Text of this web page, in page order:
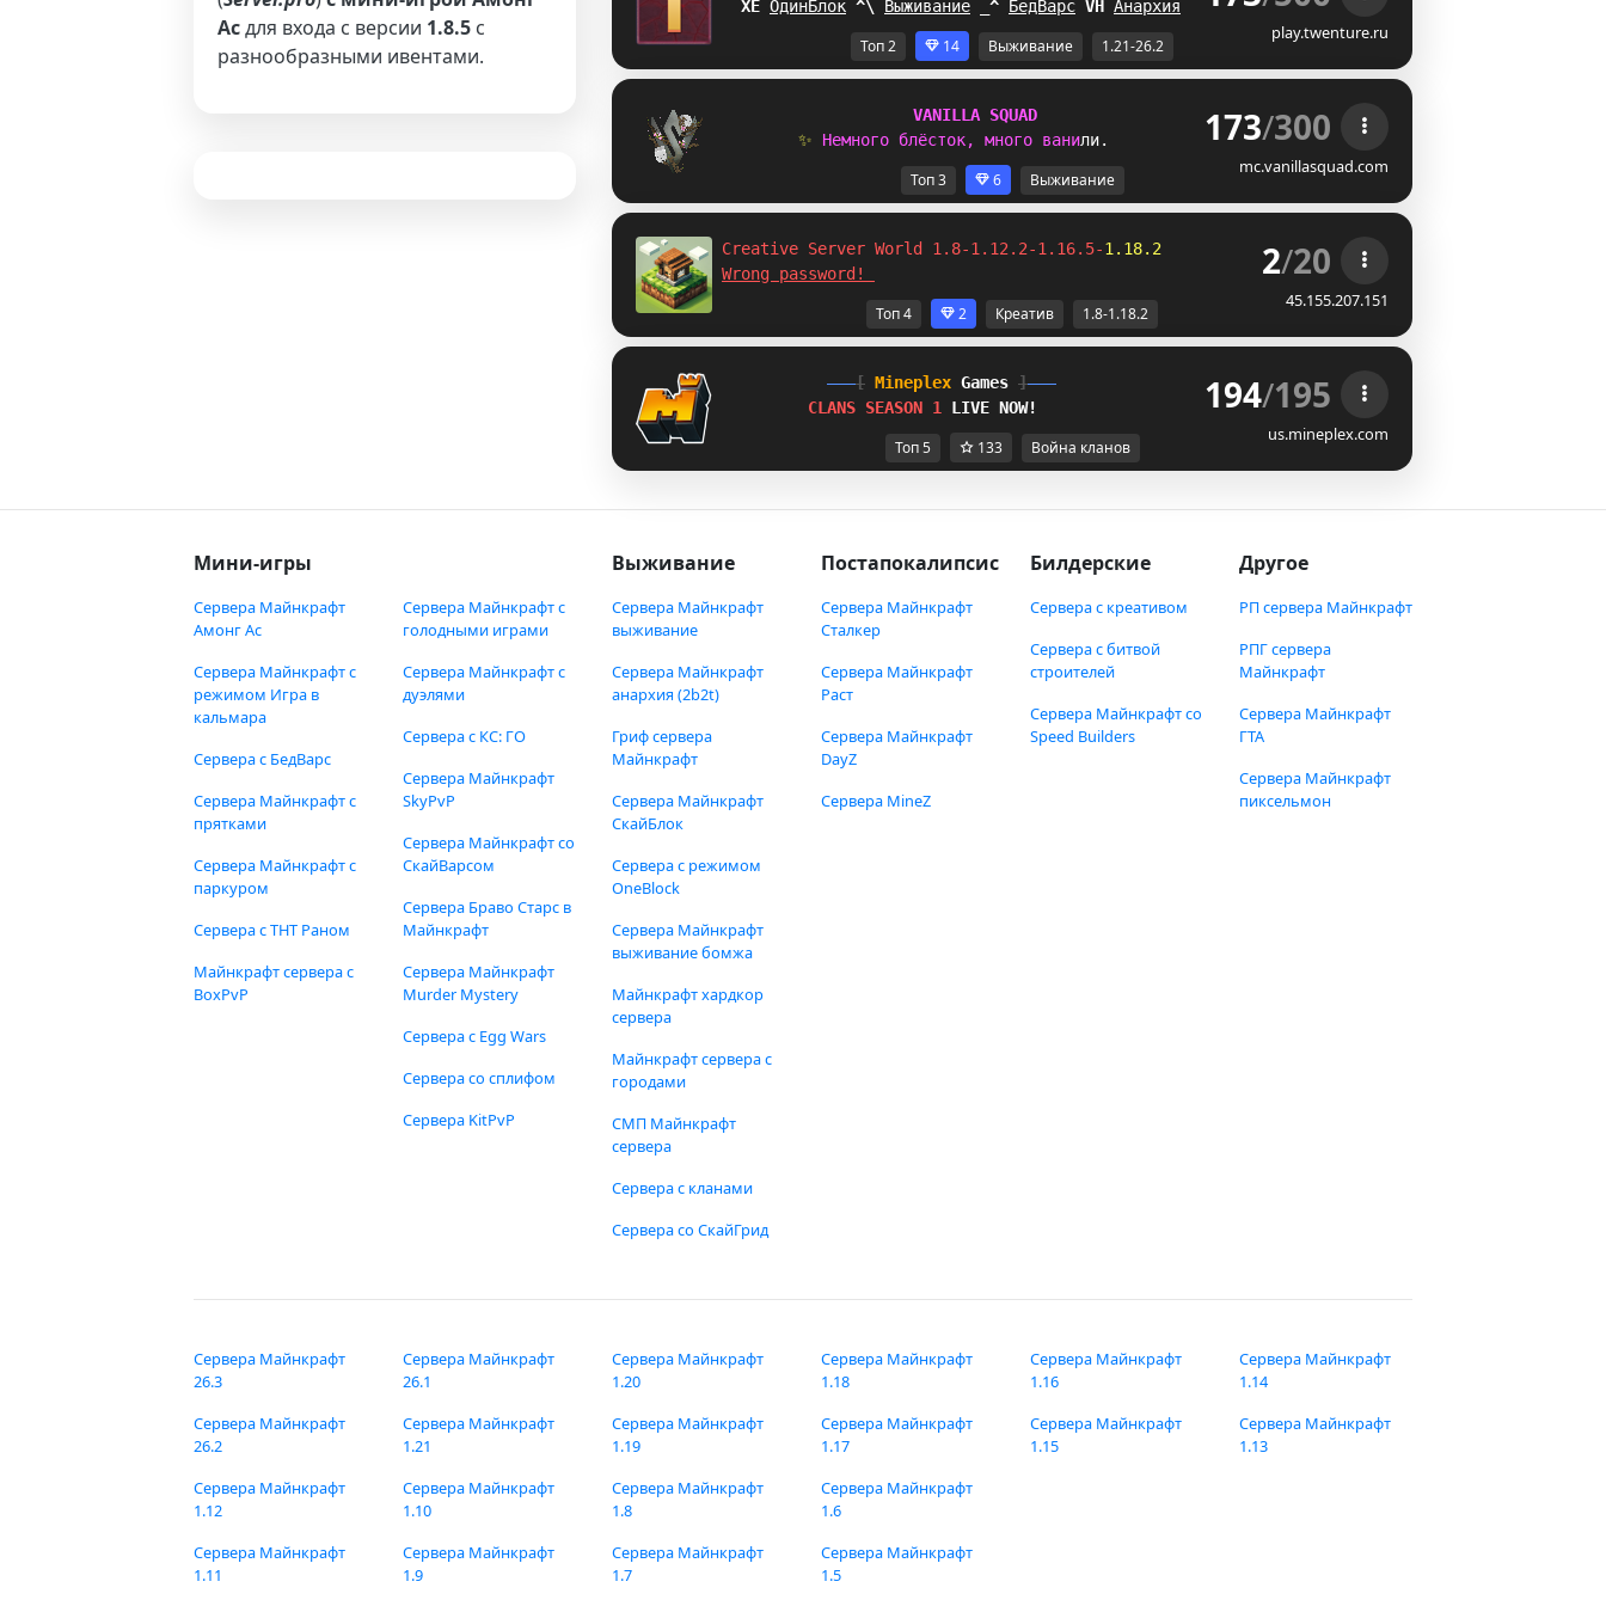
Асдля входа с версии 1.8.5 с
разнообразными ивентами.
K[ ОдинБлок XA Выживание F БедВарс B_ Анархия
play.twenture.ru
Топ 2 14 Выживание 1.21-26.2
VANIL L A SQUAD
✨ Немного блёсток, много ванили. 173/300
mc.vanillasquad.com
Топ 3 6 Выживание
Creative Server World 1.8-1.12.2-1.16.5-1.18.2
Wrong password!
2/20
45.155.207.151
Топ 4 2 Креатив 1.8-1.18.2
[ Mineplex Games ]
CLANS SEASON 1 LIVE NOW! 194/195
us.mineplex.com
Топ 5 133 Война кланов
Мини-игры
Сервера Майнкрафт
Амонг Ас
Сервера Майнкрафт с
режимом Игра в
кальмара
Сервера с БедВарс
Сервера Майнкрафт с
прятками
Сервера Майнкрафт с
паркуром
Сервера с ТНТ Раном
Майнкрафт сервера с
BoxPvP
Сервера Майнкрафт с
голодными играми
Сервера Майнкрафт с
дуэлями
Сервера с КС: ГО
Сервера Майнкрафт
SkyPvP
Сервера Майнкрафт со
СкайВарсом
Сервера Браво Старс в
Майнкрафт
Сервера Майнкрафт
Murder Mystery
Сервера с Egg Wars
Сервера со сплифом
Сервера KitPvP
Выживание
Сервера Майнкрафт
выживание
Сервера Майнкрафт
анархия (2b2t)
Гриф сервера
Майнкрафт
Сервера Майнкрафт
СкайБлок
Сервера с режимом
OneBlock
Сервера Майнкрафт
выживание бомжа
Майнкрафт хардкор
сервера
Майнкрафт сервера с
городами
СМП Майнкрафт
сервера
Сервера с кланами
Сервера со СкайГрид
Постапокалипсис
Сервера Майнкрафт
Сталкер
Сервера Майнкрафт
Раст
Сервера Майнкрафт
DayZ
Сервера MineZ
Билдерские
Сервера с креативом
Сервера с битвой
строителей
Сервера Майнкрафт со
Speed Builders
Другое
РП сервера Майнкрафт
РПГ сервера
Майнкрафт
Сервера Майнкрафт
ГТА
Сервера Майнкрафт
пиксельмон
Сервера Майнкрафт
26.3
Сервера Майнкрафт
26.2
Сервера Майнкрафт
26.1
Сервера Майнкрафт
1.21
Сервера Майнкрафт
1.20
Сервера Майнкрафт
1.19
Сервера Майнкрафт
1.18
Сервера Майнкрафт
1.17
Сервера Майнкрафт
1.16
Сервера Майнкрафт
1.15
Сервера Майнкрафт
1.14
Сервера Майнкрафт
1.13
Сервера Майнкрафт
1.12
Сервера Майнкрафт
1.11
Сервера Майнкрафт
1.10
Сервера Майнкрафт
1.9
Сервера Майнкрафт
1.8
Сервера Майнкрафт
1.7
Сервера Майнкрафт
1.6
Сервера Майнкрафт
1.5